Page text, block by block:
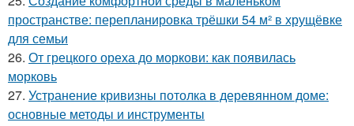
пространстве: перепланировка трёшки 54 м² в хрущёвке
для семьи
26. От грецкого ореха до моркови: как появилась
морковь
27. Устранение кривизны потолка в деревянном доме:
основные методы и инструменты